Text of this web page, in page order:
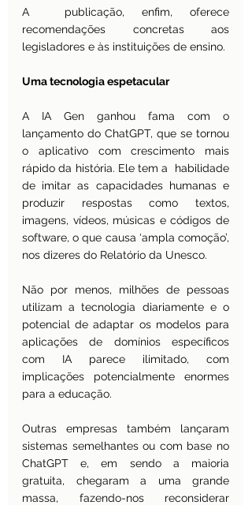
A  publicação, enfim, oferece
recomendações concretas aos
legisladores e às instituições de ensino.
Uma tecnologia espetacular
A IA Gen ganhou fama com o
lançamento do ChatGPT, que se tornou
o aplicativo com crescimento mais
rápido da história. Ele tem a  habilidade
de imitar as capacidades humanas e
produzir respostas como textos,
imagens, vídeos, músicas e códigos de
software, o que causa ‘ampla comoção’,
nos dizeres do Relatório da Unesco.
Não por menos, milhões de pessoas
utilizam a tecnologia diariamente e o
potencial de adaptar os modelos para
aplicações de domínios específicos
com IA parece ilimitado, com
implicações potencialmente enormes
para a educação.
Outras empresas também lançaram
sistemas semelhantes ou com base no
ChatGPT e, em sendo a maioria
gratuita, chegaram a uma grande
massa, fazendo-nos reconsiderar